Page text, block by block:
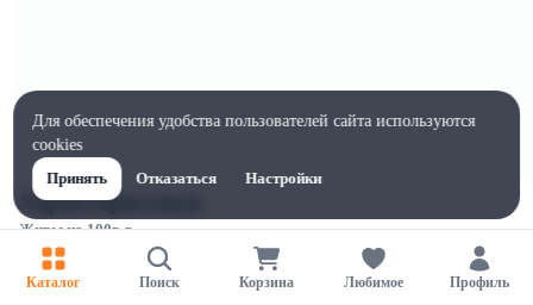
Характеристики
Жиры на 100г, г
Ширина, мм
Каталог Поиск Корзина Любимое Профиль
Для обеспечения удобства пользователей сайта используются
cookies
Принять
Отказаться Настройки